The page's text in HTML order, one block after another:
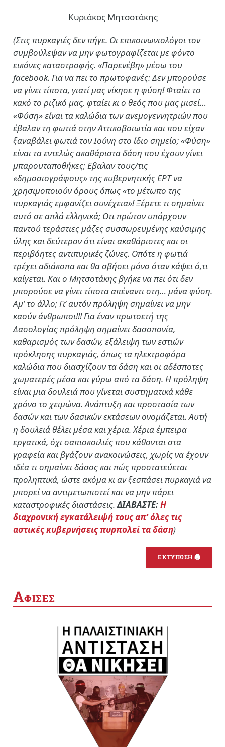
Κυριάκος Μητσοτάκης
(Στις πυρκαγιές δεν πήγε. Οι επικοινωνιολόγοι τον
συμβούλεψαν να μην φωτογραφίζεται με φόντο
εικόνες καταστροφής. «Παρενέβη» μέσω του
facebook. Για να πει το πρωτοφανές: Δεν μπορούσε
να γίνει τίποτα, γιατί μας νίκησε η φύση! Φταίει το
κακό το ριζικό μας, φταίει κι ο θεός που μας μισεί…
«Φύση» είναι τα καλώδια των ανεμογεννητριών που
έβαλαν τη φωτιά στην Αττικοβοιωτία και που είχαν
ξαναβάλει φωτιά τον Ιούνη στο ίδιο σημείο; «Φύση»
είναι τα εντελώς ακαθάριστα δάση που έχουν γίνει
μπαρουταποθήκες; Εβαλαν τους/τις
«δημοσιογράφους» της κυβερνητικής ΕΡΤ να
χρησιμοποιούν όρους όπως «το μέτωπο της
πυρκαγιάς εμφανίζει συνέχεια»! Ξέρετε τι σημαίνει
αυτό σε απλά ελληνικά; Οτι πρώτον υπάρχουν
παντού τεράστιες μάζες συσσωρευμένης καύσιμης
ύλης και δεύτερον ότι είναι ακαθάριστες και οι
περιβόητες αντιπυρικές ζώνες. Οπότε η φωτιά
τρέχει αδιάκοπα και θα σβήσει μόνο όταν κάψει ό,τι
καίγεται. Και ο Μητσοτάκης βγήκε να πει ότι δεν
μπορούσε να γίνει τίποτα απέναντι στη… μάνα φύση.
Αμ’ το άλλο; Γι’ αυτόν πρόληψη σημαίνει να μην
καούν άνθρωποι!!! Για έναν πρωτοετή της
Δασολογίας πρόληψη σημαίνει δασοπονία,
καθαρισμός των δασών, εξάλειψη των εστιών
πρόκλησης πυρκαγιάς, όπως τα ηλεκτροφόρα
καλώδια που διασχίζουν τα δάση και οι αδέσποτες
χωματερές μέσα και γύρω από τα δάση. Η πρόληψη
είναι μια δουλειά που γίνεται συστηματικά κάθε
χρόνο το χειμώνα. Ανάπτυξη και προστασία των
δασών και των δασικών εκτάσεων ονομάζεται. Αυτή
η δουλειά θέλει μέσα και χέρια. Χέρια έμπειρα
εργατικά, όχι σαπιοκοιλιές που κάθονται στα
γραφεία και βγάζουν ανακοινώσεις, χωρίς να έχουν
ιδέα τι σημαίνει δάσος και πώς προστατεύεται
προληπτικά, ώστε ακόμα κι αν ξεσπάσει πυρκαγιά να
μπορεί να αντιμετωπιστεί και να μην πάρει
καταστροφικές διαστάσεις.ΔΙΑΒΑΣΤΕ:Η
διαχρονική εγκατάλειψή τους απ’ όλες τις
αστικές κυβερνήσεις πυρπολεί τα δάση)
ΕΚΤΥΠΩΣΗ 🖨
ΑΦΙΣΕΣ